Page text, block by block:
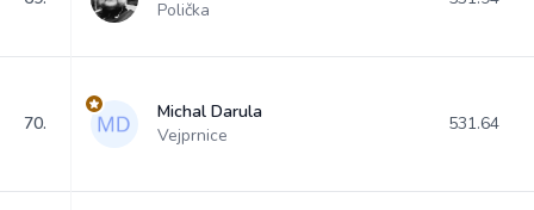
Polička
70.
Michal Darula
Vejprnice
531.64